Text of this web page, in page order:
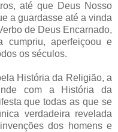
até que Deus Nosso
a guardasse até a vinda
de Deus Encarnado,
aperfeiçoou e
os séculos.
História da Religião, a
com a História da
que todas as que se
verdadeira revelada
dos homens e